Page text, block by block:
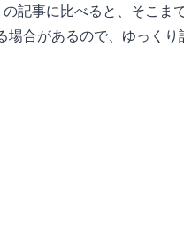
の記事に比べると、そこま
合があるので、ゆっくり